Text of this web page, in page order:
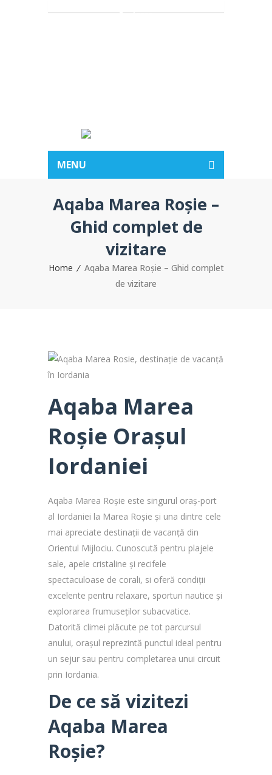
MENU
Aqaba Marea Roșie –
Ghid complet de
vizitare
Home
Aqaba Marea Roșie – Ghid complet
de vizitare
Aqaba Marea
Roșie Orașul
Iordaniei
Aqaba Marea Roșie este singurul oraș-port
al Iordaniei la Marea Roșie și una dintre cele
mai apreciate destinații de vacanță din
Orientul Mijlociu. Cunoscută pentru plajele
sale, apele cristaline și recifele
spectaculoase de corali, si oferă condiții
excelente pentru relaxare, sporturi nautice și
explorarea frumuseților subacvatice.
Datorită climei plăcute pe tot parcursul
anului, orașul reprezintă punctul ideal pentru
un sejur sau pentru completarea unui circuit
prin Iordania.
De ce să vizitezi
Aqaba Marea
Roșie?